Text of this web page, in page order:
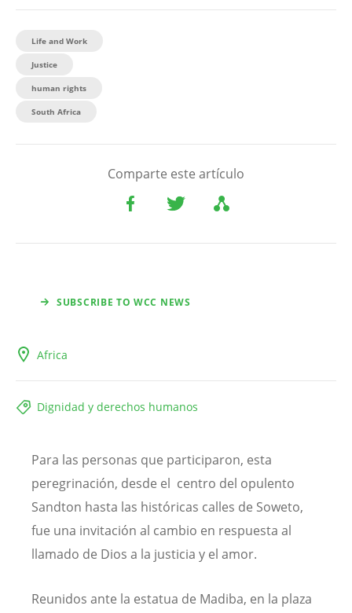
Life and Work
Justice
human rights
South Africa
Comparte este artículo
SUBSCRIBE TO WCC NEWS
Africa
Dignidad y derechos humanos
Para las personas que participaron, esta
peregrinación, desde el centro del opulento
Sandton hasta las históricas calles de Soweto,
fue una invitación al cambio en respuesta al
llamado de Dios a la justicia y el amor.
Reunidos ante la estatua de Madiba, en la plaza